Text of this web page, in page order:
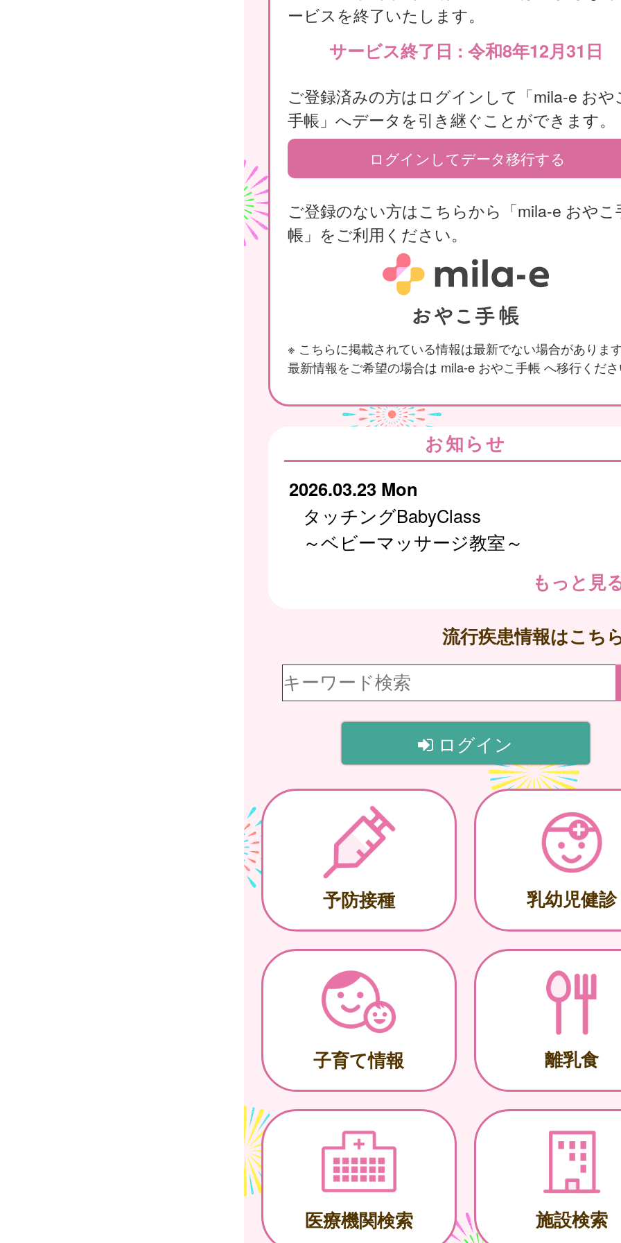
ービスを終了いたします。
サービス終了日 : 令和8年12月31日
ご登録済みの方はログインして「mila-e おや
手帳」へデータを引き継ぐことができます。
ログインしてデータ移行する
ご登録のない方はこちらから「mila-e おやこ
帳」をご利用ください。
※ こちらに掲載されている情報は最新でない場合がありま
最新情報をご希望の場合は mila-e おやこ手帳 へ移行くだ
お知らせ
2026.03.23 Mon
タッチングBabyClass
～ベビーマッサージ教室～
もっと見
流行疾患情報はこち
ログイン
予防接種 乳幼児健診
子育て情報 離乳食
医療機関検索 施設検索